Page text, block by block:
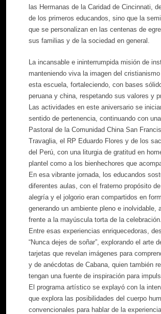
las Hermanas de la Caridad de Cincinnati,
de los primeros educandos, sino que la
que se personalizan en las centenas de
sus familias y de la sociedad en general.
La incansable e ininterrumpida misión de
manteniendo viva la imagen del
esta escuela, fortaleciendo, con bases
peruana y china, respetando sus valores y
Las actividades en este aniversario se
sentido de pertenencia, continuando con
Pastoral de la Comunidad China San
Travaglia, el RP Eduardo Flores y de los
del Perú, con una liturgia de gratitud en
plantel como a los bienhechores que
En esa vibrante jornada, los educandos
diferentes aulas, con el fraterno propósito
alegría y el jolgorio eran compartidos en
generando un ambiente pleno e
frente a la mayúscula torta de la celebración.
Entre esas experiencias enriquecedoras,
“Nunca dejes de soñar”, explorando el arte
tarjetas que revelan imágenes para
y de anécdotas de Cabana, quien también
tengan una fuente de inspiración para
El programa artístico se explayó con la
que explora las posibilidades del cuerpo
convencionales para hablar de la